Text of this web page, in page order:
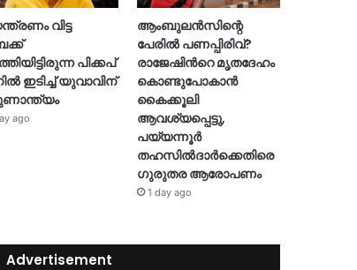
വിട്ട
പിക്കപ്
ഇടിച്ച് യുവാവിന്
ago
ആംബുലൻസിന്റെ
പേരിൽ പണപ്പിരിവ്?
രാജേഷിന്‍റെ മൃതദേഹം
കൊണ്ടുപോകാൻ
കൈക്കൂലി
ആവശ്യപ്പെട്ടു,
പയ്യന്നൂർ
തഹസിൽദാർക്കെതിരെ
ഗുരുതര ആരോപണം
1 day ago
Advertisement